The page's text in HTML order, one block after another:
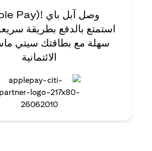
وصل آبل باي !(Apple Pay)
استمتع بالدفع بطريقة
سهلة مع بطاقتك سيتي
الائتمانية